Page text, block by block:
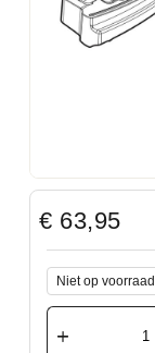
€ 63,95
Niet op voorraad